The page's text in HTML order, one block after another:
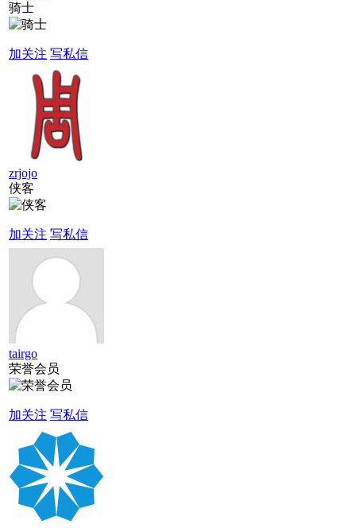
骑士
加关注 写私信
zrjojo
侠客
加关注 写私信
tairgo
荣誉会员
加关注 写私信